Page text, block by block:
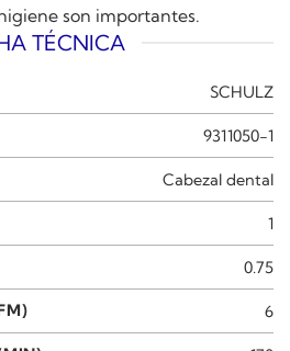
son importantes.
TÉCNICA
SCHULZ
9311050-1
Cabezal dental
1
0.75
6